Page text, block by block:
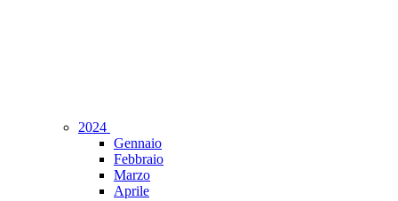
2024
Gennaio
Febbraio
Marzo
Aprile